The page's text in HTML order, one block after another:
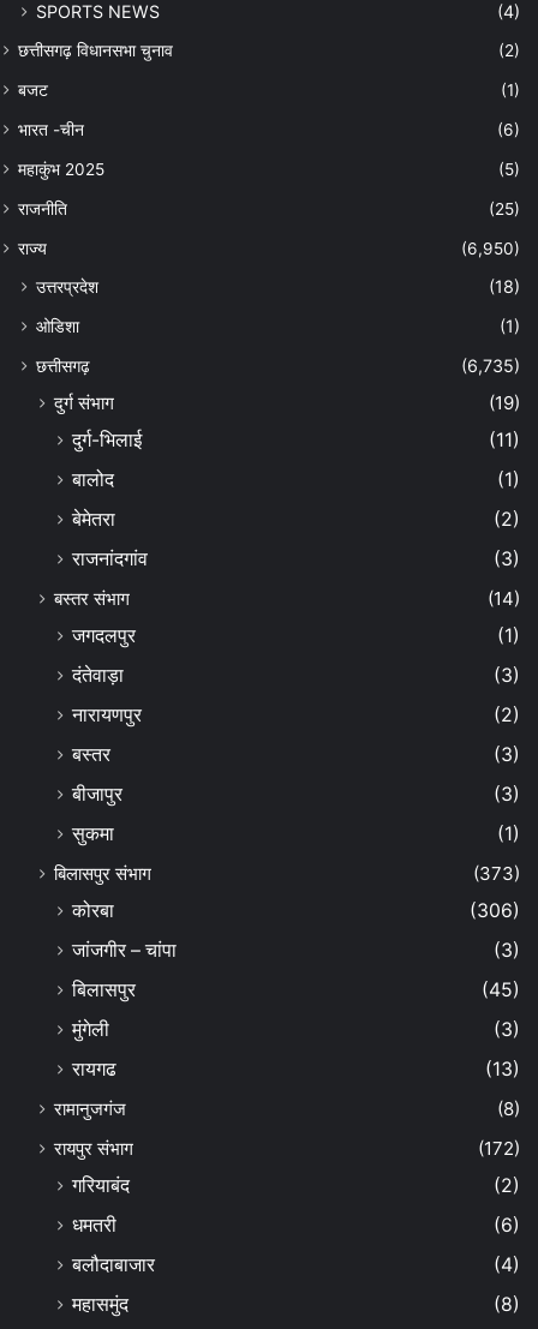
SPORTS NEWS (4)
छत्तीसगढ़ विधानसभा चुनाव (2)
बजट (1)
भारत -चीन (6)
महाकुंभ 2025 (5)
राजनीति (25)
राज्य (6,950)
उत्तरप्रदेश
(18)
ओडिशा
(1)
छत्तीसगढ़
(6,735)
दुर्ग संभाग
(19)
दुर्ग-भिलाई
(11)
बालोद
(1)
बेमेतरा
(2)
राजनांदगांव
(3)
बस्तर संभाग
(14)
जगदलपुर
(1)
दंतेवाड़ा
(3)
नारायणपुर
(2)
बस्तर
(3)
बीजापुर
(3)
सुकमा
(1)
बिलासपुर संभाग
(373)
कोरबा
(306)
जांजगीर – चांपा
(3)
बिलासपुर
(45)
मुंगेली
(3)
रायगढ
(13)
रामानुजगंज
(8)
रायपुर संभाग
(172)
गरियाबंद
(2)
धमतरी
(6)
बलौदाबाजार
(4)
महासमुंद
(8)